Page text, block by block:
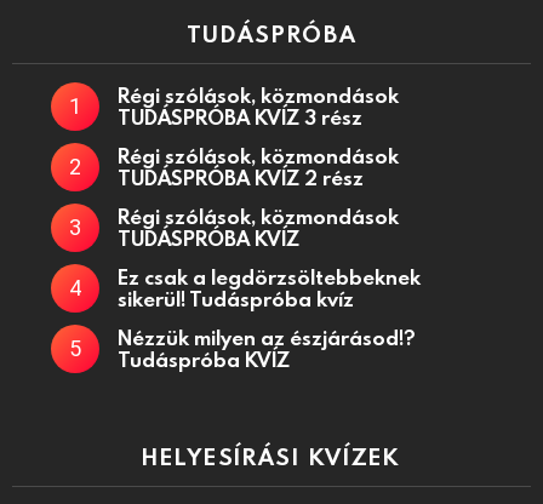
TUDÁSPRÓBA
Régi szólások, közmondások
TUDÁSPRÓBA KVÍZ 3 rész
Régi szólások, közmondások
TUDÁSPRÓBA KVÍZ 2 rész
Régi szólások, közmondások
TUDÁSPRÓBA KVÍZ
Ez csak a legdörzsöltebbeknek
sikerül! Tudáspróba kvíz
Nézzük milyen az észjárásod!?
Tudáspróba KVÍZ
HELYESÍRÁSI KVÍZEK